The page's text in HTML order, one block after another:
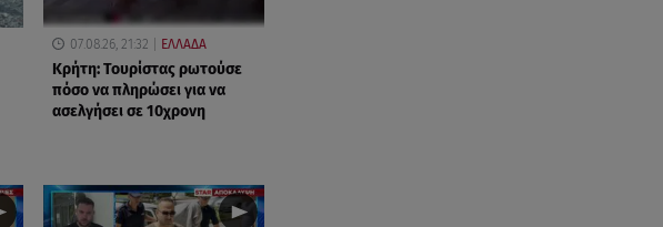
07.08.26, 21:32 ΕΛΛΑΔΑ
Κρήτη: Τουρίστας ρωτούσε
πόσο να πληρώσει για να
ασελγήσει σε 10χρονη